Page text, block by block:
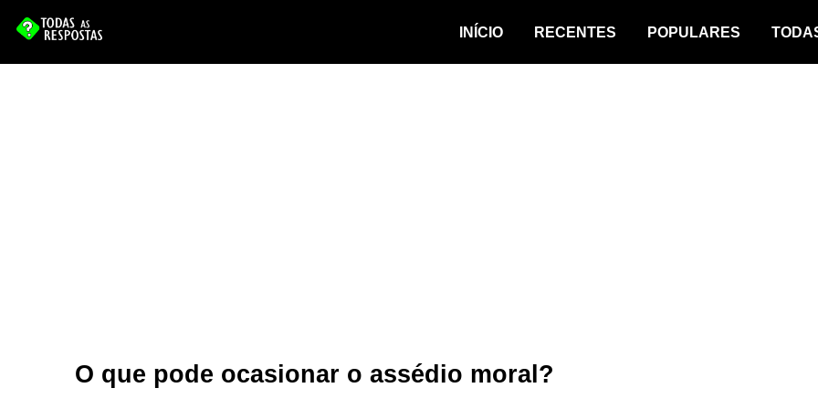
INÍCIO RECENTES POPULARES
O que pode ocasionar o assédio moral?